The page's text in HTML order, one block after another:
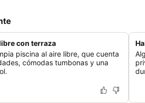
con terraza
piscina al aire libre, que cuenta
cómodas tumbonas y una